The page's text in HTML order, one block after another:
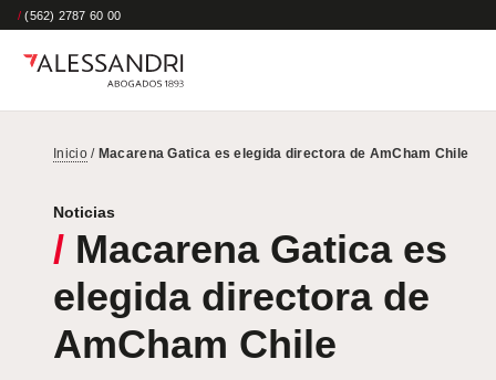
/ (562) 2787 60 00
Inicio/ Macarena Gatica es elegida directora de AmCham Chile
Noticias
/ Macarena Gatica es
elegida directora de
AmCham Chile